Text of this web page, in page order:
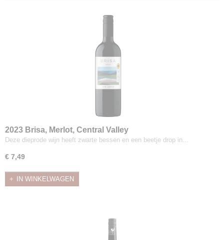
2023 Brisa, Merlot, Central Valley
Deze dieprode wijn heeft zwarte bessen en een beetje drop in…
€ 7,49
IN WINKELWAGEN